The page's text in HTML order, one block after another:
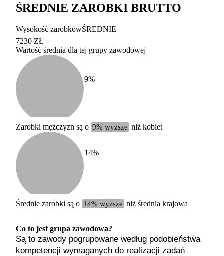
Etykieta
duży
100-200 tysięcy
ŚREDNIE ZAROBKI BRUTTO
średnie
Wysokość zarobkówŚREDNIE
7230 ZŁ
Wartość średnia dla tej grupy zawodowej
9%
Zarobki mężczyzn są o 9% wyższe niż kobiet
14%
Średnie zarobki są o 14% wyższe niż średnia krajowa
Co to jest grupa zawodowa?
Są to zawody pogrupowane według podobieństwa
kompetencji wymaganych do realizacji zadań